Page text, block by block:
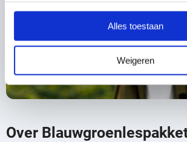
Alles toestaan
Weigeren
Over